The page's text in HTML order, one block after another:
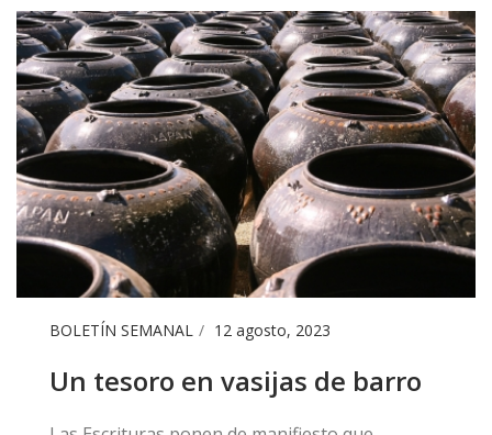
BOLETÍN SEMANAL 12 agosto, 2023
Un tesoro en vasijas de barro